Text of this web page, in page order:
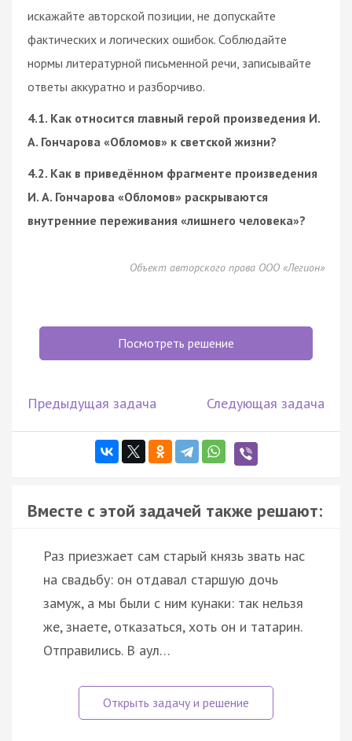
искажайте авторской позиции, не допускайте
фактических и логических ошибок. Соблюдайте
нормы литературной письменной речи, записывайте
ответы аккуратно и разборчиво.
4.1. Как относится главный герой произведения И.
А. Гончарова «Обломов» к светской жизни?
4.2. Как в приведённом фрагменте произведения
И. А. Гончарова «Обломов» раскрываются
внутренние переживания «лишнего человека»?
Объект авторского права ООО «Легион»
Посмотреть решение
Предыдущая задача Следующая задача
Вместе с этой задачей также решают:
Раз приезжает сам старый князь звать нас
на свадьбу: он отдавал старшую дочь
замуж, а мы были с ним кунаки: так нельзя
же, знаете, отказаться, хоть он и татарин.
Отправились. В аул…